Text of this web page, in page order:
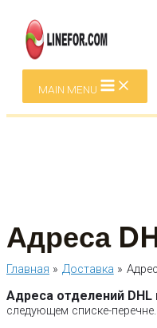
MAIN MENU
Адреса
Главная Доставка
Адреса отделений
следующем списке-перечне.